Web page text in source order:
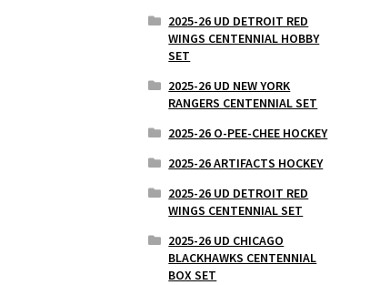
2025-26 UD DETROIT RED
WINGS CENTENNIAL HOBBY
SET
2025-26 UD NEW YORK
RANGERS CENTENNIAL SET
2025-26 O-PEE-CHEE HOCKEY
2025-26 ARTIFACTS HOCKEY
2025-26 UD DETROIT RED
WINGS CENTENNIAL SET
2025-26 UD CHICAGO
BLACKHAWKS CENTENNIAL
BOX SET